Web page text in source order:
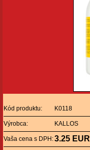
Kód produktu: K0118
Výrobca: KALLOS
Vaša cena s DPH:3.25 EUR